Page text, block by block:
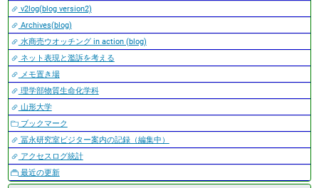
v2log(blog version2)
Archives(blog)
水商売ウオッチング in action (blog)
ネット表現と濫訴を考える
メモ置き場
理学部物質生命化学科
山形大学
ブックマーク
冨永研究室ビジター案内の記録（編集中）
アクセスログ統計
最近の更新